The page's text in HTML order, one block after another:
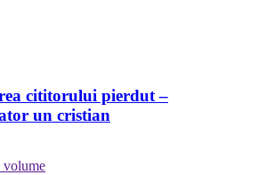
cititorului pierdut –
un cristian
volume